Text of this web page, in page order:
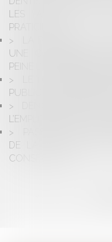
LES ANOMALIES
PRATICIEN
LA PRÉSIDENCE
UNE OBLIGATION
PEINE D'ÊTRE
LE TOUT PREMIER
PUBLIQUE EST ENTRÉ
DÉNONCIATION
L’EMPLOYEUR PEUT-IL
PASSAGE D’UN
DE LA LOI DU 12
CONSEIL D’ÉTAT